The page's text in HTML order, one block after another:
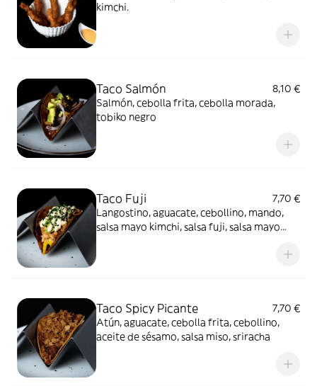
kimchi.
Taco Salmón
8,10 €
Salmón, cebolla frita, cebolla morada,
tobiko negro
Taco Fuji
7,70 €
Langostino, aguacate, cebollino, mando,
salsa mayo kimchi, salsa fuji, salsa mayo
Taco Spicy Picante
7,70 €
Atún, aguacate, cebolla frita, cebollino,
aceite de sésamo, salsa miso, sriracha